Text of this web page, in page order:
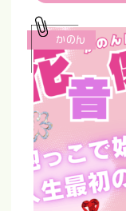
かのん